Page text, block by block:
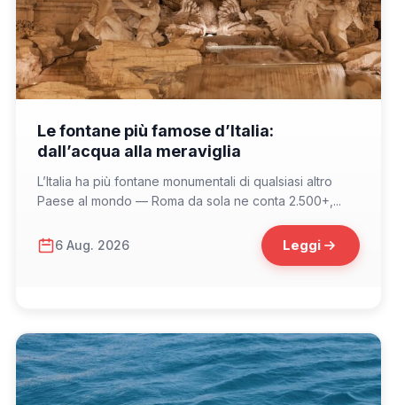
Le fontane più famose d’Italia:
dall’acqua alla meraviglia
L’Italia ha più fontane monumentali di qualsiasi altro
Paese al mondo — Roma da sola ne conta 2.500+,...
6 Aug. 2026 Leggi